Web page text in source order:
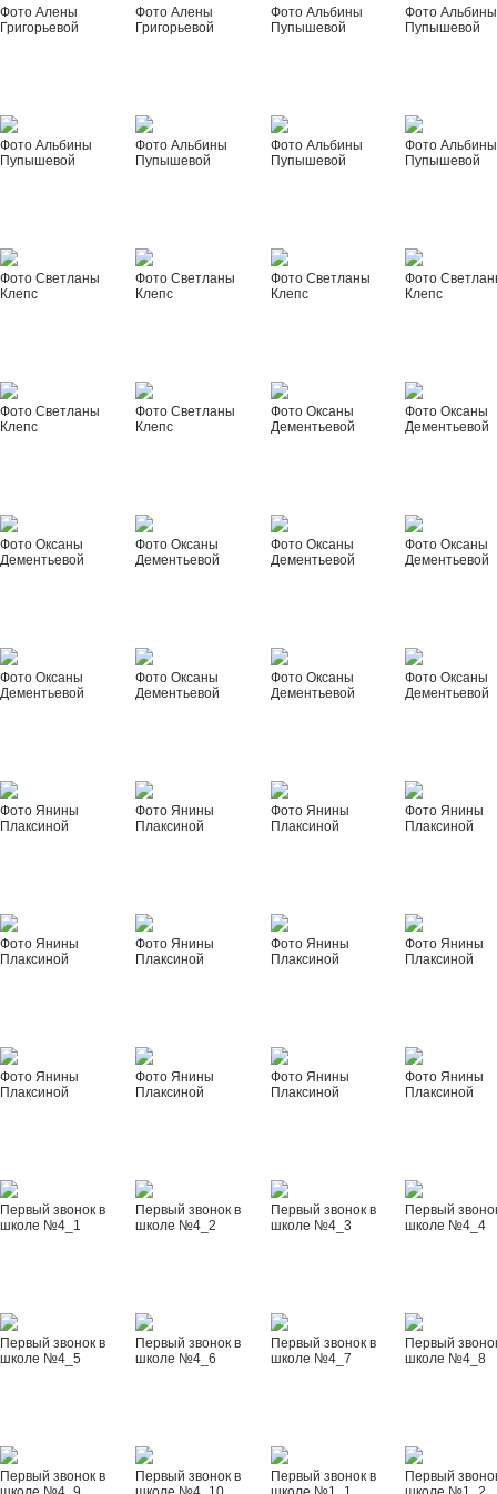
Фото Алены
Григорьевой
Фото Алены
Григорьевой
Фото Альбины
Пупышевой
Фото Альбины
Пупышевой
Фото Альбины
Пупышевой
Фото Альбины
Пупышевой
Фото Альбины
Пупышевой
Фото Альбины
Пупышевой
Фото Светланы
Клепс
Фото Светланы
Клепс
Фото Светланы
Клепс
Фото
Клепс
Фото Светланы
Клепс
Фото Светланы
Клепс
Фото Оксаны
Дементьевой
Фото Оксаны
Дементьевой
Фото Оксаны
Дементьевой
Фото Оксаны
Дементьевой
Фото Оксаны
Дементьевой
Фото Оксаны
Дементьевой
Фото Оксаны
Дементьевой
Фото Оксаны
Дементьевой
Фото Оксаны
Дементьевой
Фото Оксаны
Дементьевой
Фото Янины
Плаксиной
Фото Янины
Плаксиной
Фото Янины
Плаксиной
Фото Янины
Плаксиной
Фото Янины
Плаксиной
Фото Янины
Плаксиной
Фото Янины
Плаксиной
Фото Янины
Плаксиной
Фото Янины
Плаксиной
Фото Янины
Плаксиной
Фото Янины
Плаксиной
Фото Янины
Плаксиной
Первый звонок в
школе №4_1
Первый звонок в
школе №4_2
Первый звонок в
школе №4_3
Первый
школе №4_4
Первый звонок в
школе №4_5
Первый звонок в
школе №4_6
Первый звонок в
школе №4_7
Первый
школе №4_8
Первый звонок в
Первый звонок в
Первый звонок в
Первый